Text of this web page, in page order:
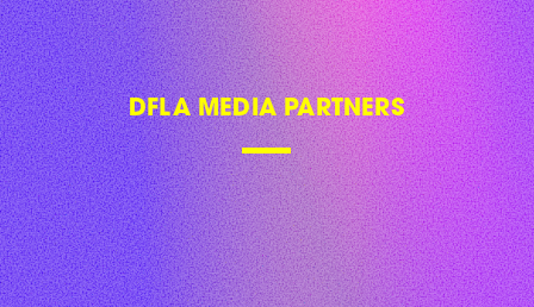
DFLA MEDIA PARTNERS